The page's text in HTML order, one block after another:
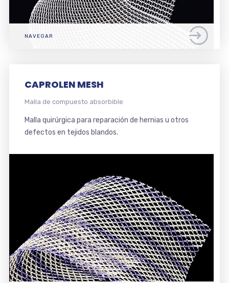
NAVEGAR
CAPROLEN MESH
Malla de compuesto absorbible
Malla quirúrgica para reparación de hernias u otros
defectos en tejidos blandos.